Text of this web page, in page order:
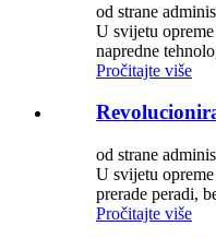
od strane
U svijetu
napredne
Pročitajte više
od strane
U svijetu
prerade peradi,
Pročitajte više